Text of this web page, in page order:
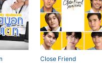
Close Friend